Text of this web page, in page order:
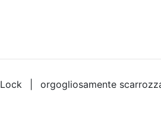
Lock orgogliosamente